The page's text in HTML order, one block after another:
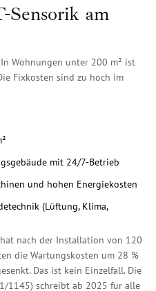
am
Wohnungen unter 200 m² ist
Fixkosten sind zu hoch im
mit 24/7-Betrieb
und hohen Energiekosten
(Lüftung, Klima,
nach der Installation von 120
die Wartungskosten um 28 %
Das ist kein Einzelfall. Die
1145) schreibt ab 2025 für alle